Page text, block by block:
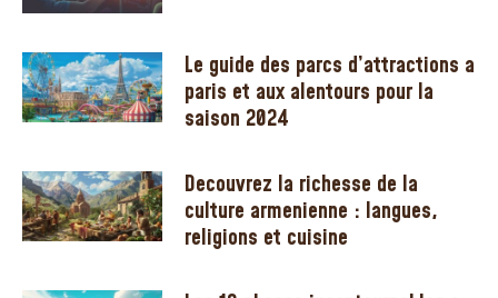
Le guide des parcs d’attractions a
paris et aux alentours pour la
saison 2024
Decouvrez la richesse de la
culture armenienne : langues,
religions et cuisine